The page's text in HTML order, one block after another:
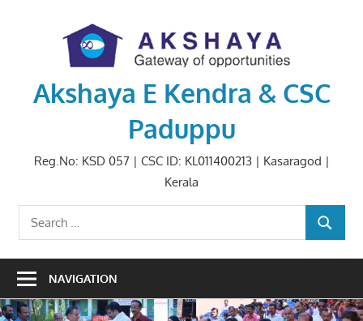
Akshaya E Kendra & CSC
Paduppu
Reg.No: KSD 057 | CSC ID: KL011400213 | Kasaragod |
Kerala
Search
for:
SEARCH
NAVIGATION